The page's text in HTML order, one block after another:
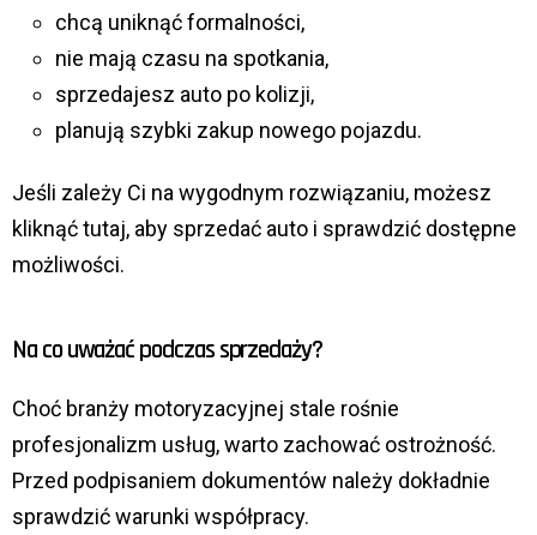
chcą uniknąć formalności,
nie mają czasu na spotkania,
sprzedajesz auto po kolizji,
planują szybki zakup nowego pojazdu.
Jeśli zależy Ci na wygodnym rozwiązaniu, możesz
kliknąć tutaj, aby sprzedać auto i sprawdzić dostępne
możliwości.
Na co uważać podczas sprzedaży?
Choć branży motoryzacyjnej stale rośnie
profesjonalizm usług, warto zachować ostrożność.
Przed podpisaniem dokumentów należy dokładnie
sprawdzić warunki współpracy.